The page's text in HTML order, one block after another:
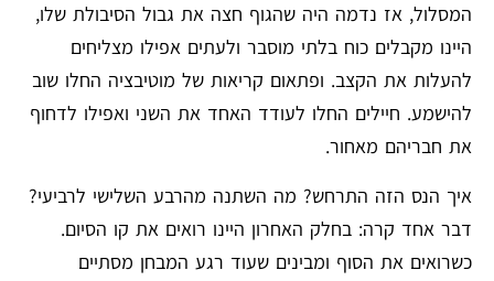
המסלול, אז נדמה היה שהגוף חצה את גבול הסיבולת שלו,
היינו מקבלים כוח בלתי מוסבר ולעתים אפילו מצליחים
להעלות את הקצב. ופתאום קריאות של מוטיבציה החלו שוב
להישמע. חיילים החלו לעודד האחד את השני ואפילו לדחוף
את חבריהם מאחור.
איך הנס הזה התרחש? מה השתנה מהרבע השלישי לרביעי?
דבר אחד קרה: בחלק האחרון היינו רואים את קו הסיום.
כשרואים את הסוף ומבינים שעוד רגע המבחן מסתיים